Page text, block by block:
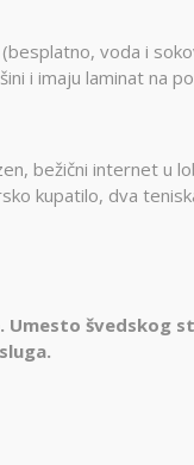
voda i
i imaju laminat na
bežični internet u
kupatilo, dva
Umesto švedskog